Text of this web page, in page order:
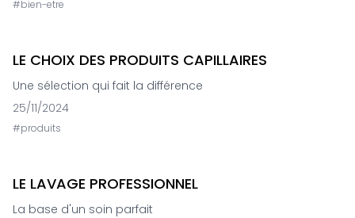
#bien-etre
LE CHOIX DES PRODUITS CAPILLAIRES
Une sélection qui fait la différence
25/11/2024
#produits
LE LAVAGE PROFESSIONNEL
La base d'un soin parfait